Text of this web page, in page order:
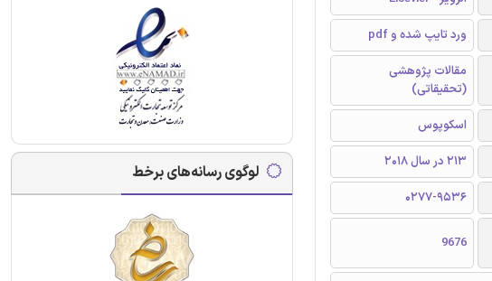
ورد تایپ شده و pdf
مقالات پژوهشی
(تحقیقاتی)
اسکوپوس
213 در سال 2018
0277-9536
9676
لوگوی رسانه‌های برخط